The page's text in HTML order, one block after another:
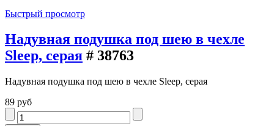
Быстрый просмотр
Надувная подушка под шею в чехле
Sleep, серая # 38763
Надувная подушка под шею в чехле Sleep, серая
89 руб